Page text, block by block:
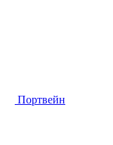
Портвейн